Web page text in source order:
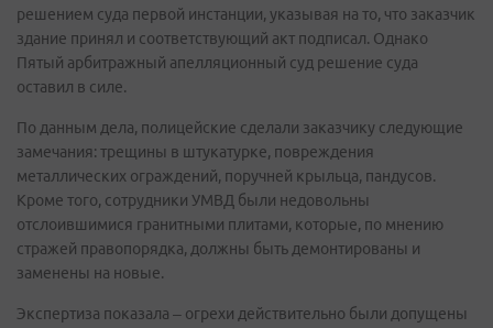
решением суда первой инстанции, указывая на то, что заказчик
здание принял и соответствующий акт подписал. Однако
Пятый арбитражный апелляционный суд решение суда
оставил в силе.
По данным дела, полицейские сделали заказчику следующие
замечания: трещины в штукатурке, повреждения
металлических ограждений, поручней крыльца, пандусов.
Кроме того, сотрудники УМВД были недовольны
отслоившимися гранитными плитами, которые, по мнению
стражей правопорядка, должны быть демонтированы и
заменены на новые.
Экспертиза показала – огрехи действительно были допущены